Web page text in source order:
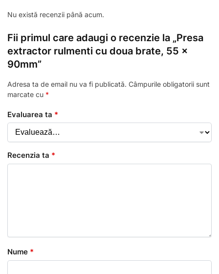
Nu există recenzii până acum.
Fii primul care adaugi o recenzie la „Presa
extractor rulmenti cu doua brate, 55 x
90mm”
Adresa ta de email nu va fi publicată. Câmpurile obligatorii sunt
marcate cu *
Evaluarea ta *
Recenzia ta *
Nume *